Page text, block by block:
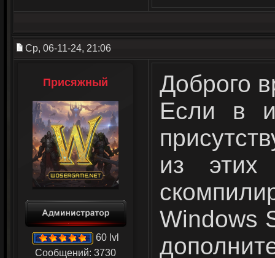
Ср, 06-11-24, 21:06
Присяжный
60 lvl
Сообщений: 3730
Доброго
Если в
из этих
Windows